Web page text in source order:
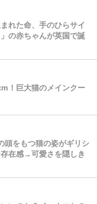
れた命、手のひらサイ
の赤ちゃんが英国で誕
！巨大猫のメインクー
頭をもつ猫の姿がギリシ
在感→可愛さを隠しき